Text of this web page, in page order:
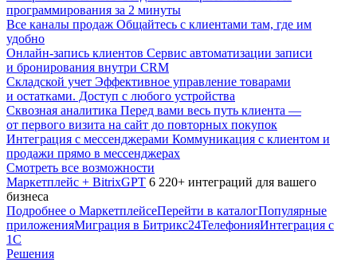
программирования за 2 минуты
Все каналы продаж Общайтесь с клиентами там, где им
удобно
Онлайн-запись клиентов Сервис автоматизации записи
и бронирования внутри CRM
Складской учет Эффективное управление товарами
и остатками. Доступ с любого устройства
Сквозная аналитика Перед вами весь путь клиента —
от первого визита на сайт до повторных покупок
Интеграция с мессенджерами Коммуникация с клиентом и
продажи прямо в мессенджерах
Смотреть все возможности
Маркетплейс + BitrixGPT 6 220+ интеграций для вашего
бизнеса
Подробнее о МаркетплейсеПерейти в каталогПопулярные
приложенияМиграция в Битрикс24ТелефонияИнтеграция с
1С
Решения